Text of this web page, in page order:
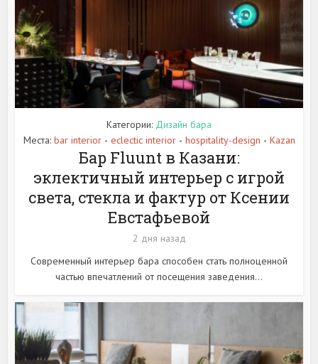
Категории: Дизайн бара
Места: bar interior • eclectic interior • hospitality-design • Kazan
Бар Fluunt в Казани:
эклектичный интерьер с игрой
света, стекла и фактур от Ксении
Евстафьевой
2 дня назад
Современный интерьер бара способен стать полноценной
частью впечатлений от посещения заведения...